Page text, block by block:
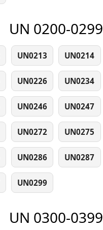
UN 0200-0299
UN0213 UN0214
UN0226 UN0234
UN0246 UN0247
UN0272 UN0275
UN0286 UN0287
UN0299
UN 0300-0399